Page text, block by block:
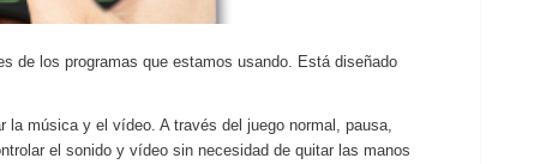
de los programas que estamos usando. Está diseñado
música y el vídeo. A través del juego normal, pausa,
el sonido y vídeo sin necesidad de quitar las manos